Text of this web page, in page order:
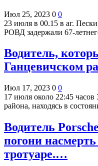
Июл 25, 2023 0 0
23 июля в 00.15 в аг.
РОВД задержали 67-
Водитель,
Ганцевичском
Июл 17, 2023 0 0
17 июля около 22:45
района, находясь в
Водитель
погони
тротуаре.…